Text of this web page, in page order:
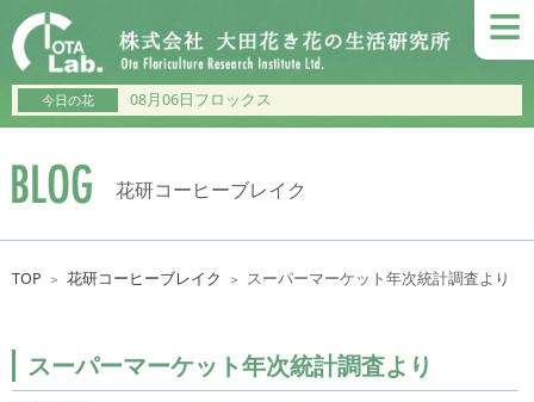
≡
今日の花 08月06日フロックス
花研コーヒーブレイク
TOP ＞ 花研コーヒーブレイク ＞ スーパーマーケット年次統計調査より
スーパーマーケット年次統計調査より